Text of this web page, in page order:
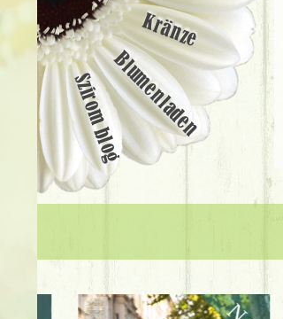
Kränze
Blumenladen
Szirom blog